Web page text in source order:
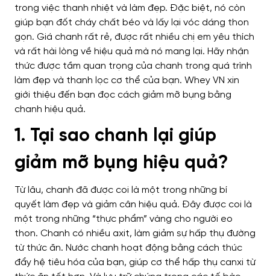
trong việc thanh nhiệt và làm đẹp. Đặc biệt, nó còn
giúp bạn đốt cháy chất béo và lấy lại vóc dáng thon
gọn. Giá chanh rất rẻ, được rất nhiều chị em yêu thích
và rất hài lòng về hiệu quả mà nó mang lại. Hãy nhận
thức được tầm quan trọng của chanh trong quá trình
làm đẹp và thanh lọc cơ thể của bạn. Whey VN xin
giới thiệu đến bạn đọc cách giảm mỡ bụng bằng
chanh hiệu quả.
1. Tại sao chanh lại giúp
giảm mỡ bụng hiệu quả?
Từ lâu, chanh đã được coi là một trong những bí
quyết làm đẹp và giảm cân hiệu quả. Đây được coi là
một trong những “thực phẩm” vàng cho người eo
thon. Chanh có nhiều axit, làm giảm sự hấp thụ đường
từ thức ăn. Nước chanh hoạt động bằng cách thúc
đẩy hệ tiêu hóa của bạn, giúp cơ thể hấp thụ canxi từ